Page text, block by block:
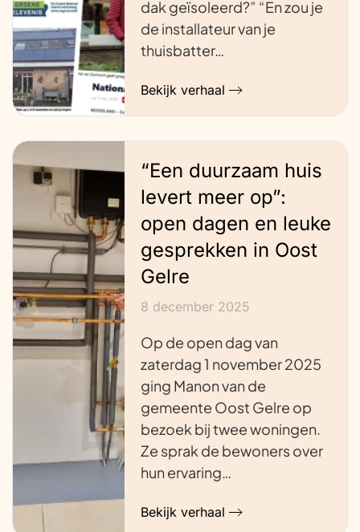
dak geïsoleerd?” “En zou je
de installateur van je
thuisbatter…
Bekijk verhaal
“Een duurzaam huis
levert meer op”:
open dagen en leuke
gesprekken in Oost
Gelre
8 december 2025
Op de open dag van
zaterdag 1 november 2025
ging Manon van de
gemeente Oost Gelre op
bezoek bij twee woningen.
Ze sprak de bewoners over
hun ervaring…
Bekijk verhaal